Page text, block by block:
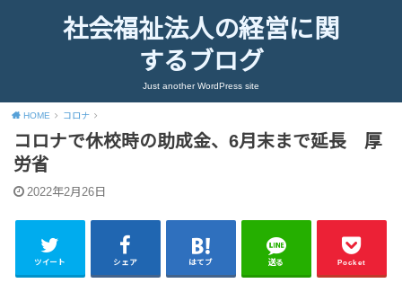
社会福祉法人の経営に関
するブログ
Just another WordPress site
HOME コロナ
コロナで休校時の助成金、6月末まで延長 厚
労省
2022年2月26日
ツイート シェア はてブ 送る Pocket